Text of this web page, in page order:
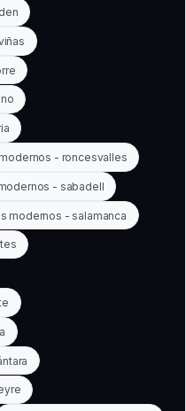
- roncesvalles
- sabadell
modernos - salamanca